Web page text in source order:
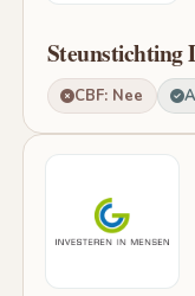
Steunstichting
CBF: Nee